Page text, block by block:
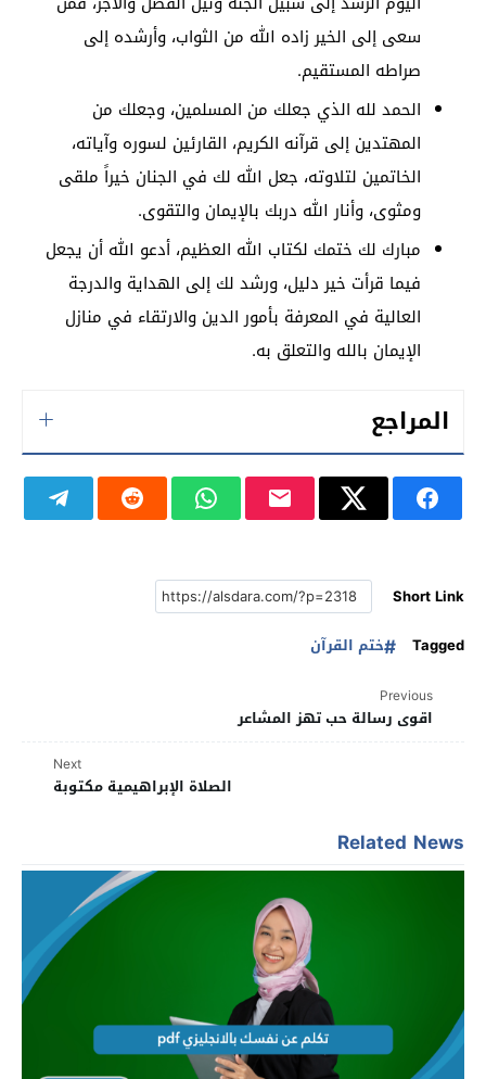
سعى إلى الخير زاده الله من الثواب، وأرشده إلى
صراطه المستقيم.
الحمد لله الذي جعلك من المسلمين، وجعلك من
المهتدين إلى قرآنه الكريم، القارئين لسوره وآياته،
الخاتمين لتلاوته، جعل الله لك في الجنان خيراً ملقى
ومثوى، وأنار الله دربك بالإيمان والتقوى.
مبارك لك ختمك لكتاب الله العظيم، أدعو الله أن يجعل
فيما قرأت خير دليل، ورشد لك إلى الهداية والدرجة
العالية في المعرفة بأمور الدين والارتقاء في منازل
الإيمان بالله والتعلق به.
المراجع
Short Link
Tagged
ختم القرآن
Previous
اقوى رسالة حب تهز المشاعر
Next
الصلاة الإبراهيمية مكتوبة
Related News